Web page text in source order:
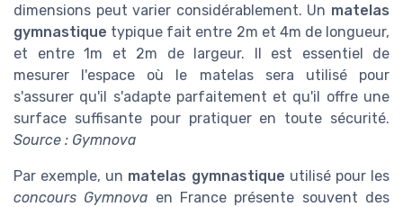
dimensions peut varier considérablement. Un matelas
gymnastique typique fait entre 2m et 4m de longueur,
et entre 1m et 2m de largeur. Il est essentiel de
mesurer l'espace où le matelas sera utilisé pour
s'assurer qu'il s'adapte parfaitement et qu'il offre une
surface suffisante pour pratiquer en toute sécurité.
Source : Gymnova
Par exemple, un matelas gymnastique utilisé pour les
concours Gymnova en France présente souvent des